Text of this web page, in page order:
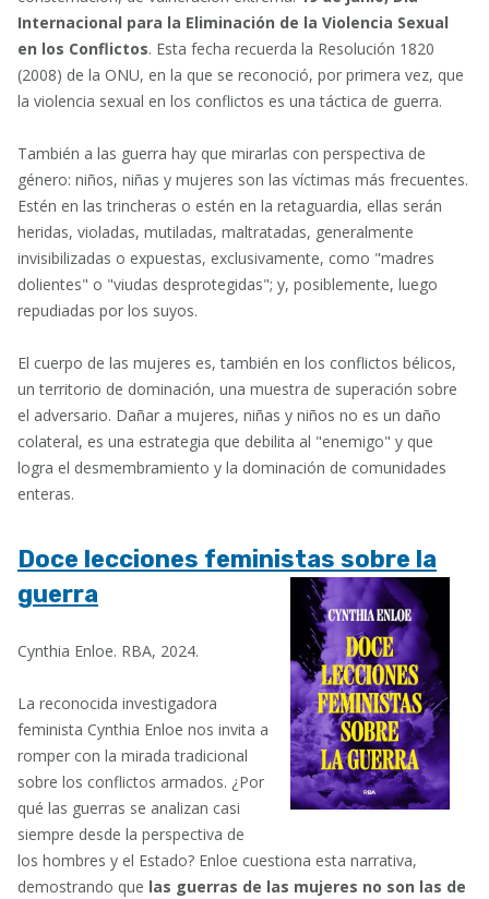
Internacional para la Eliminación de la Violencia Sexual
en los Conflictos. Esta fecha recuerda la Resolución 1820
(2008) de la ONU, en la que se reconoció, por primera vez, que
la violencia sexual en los conflictos es una táctica de guerra.
También a las guerra hay que mirarlas con perspectiva de
género: niños, niñas y mujeres son las víctimas más frecuentes.
Estén en las trincheras o estén en la retaguardia, ellas serán
heridas, violadas, mutiladas, maltratadas, generalmente
invisibilizadas o expuestas, exclusivamente, como "madres
dolientes" o "viudas desprotegidas"; y, posiblemente, luego
repudiadas por los suyos.
El cuerpo de las mujeres es, también en los conflictos bélicos,
un territorio de dominación, una muestra de superación sobre
el adversario. Dañar a mujeres, niñas y niños no es un daño
colateral, es una estrategia que debilita al "enemigo" y que
logra el desmembramiento y la dominación de comunidades
enteras.
Doce lecciones feministas sobre la
guerra
Cynthia Enloe. RBA, 2024.
La reconocida investigadora
feminista Cynthia Enloe nos invita a
romper con la mirada tradicional
sobre los conflictos armados. ¿Por
qué las guerras se analizan casi
siempre desde la perspectiva de
los hombres y el Estado? Enloe cuestiona esta narrativa,
demostrando que las guerras de las mujeres no son las de